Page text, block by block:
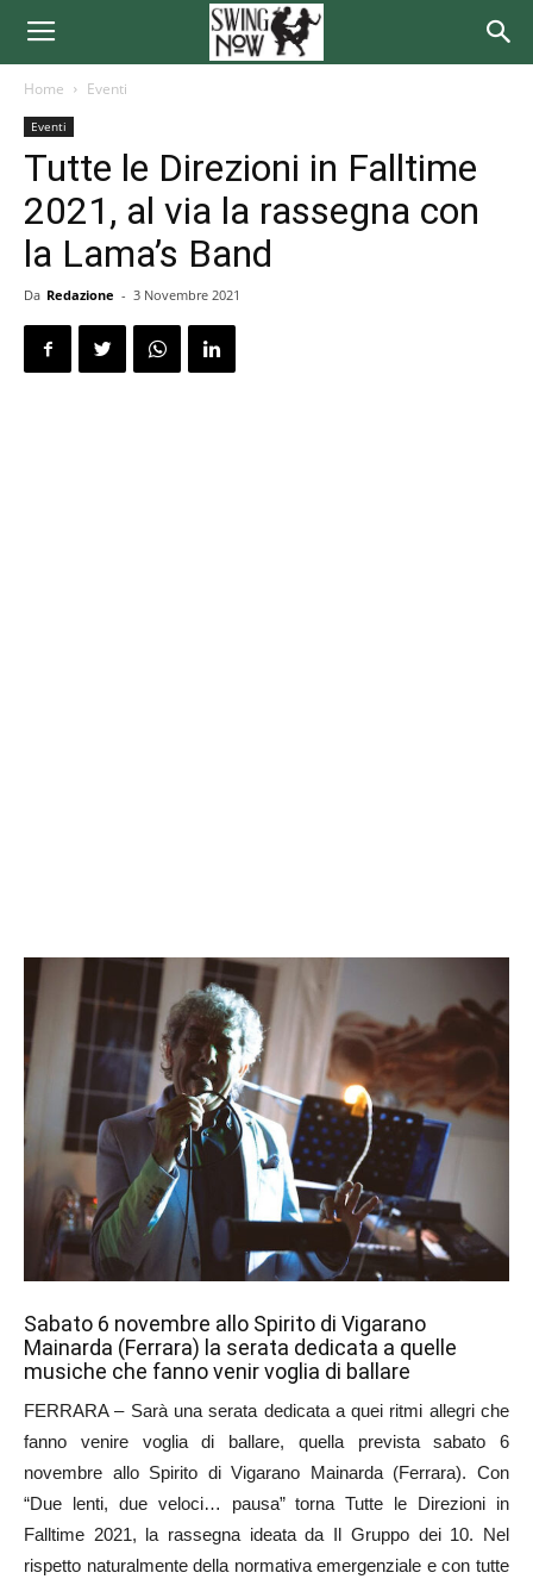
Home Eventi
Eventi
Tutte le Direzioni in Falltime
2021, al via la rassegna con
la Lama’s Band
Da Redazione - 3 Novembre 2021
Sabato 6 novembre allo Spirito di Vigarano
Mainarda (Ferrara) la serata dedicata a quelle
musiche che fanno venir voglia di ballare
FERRARA – Sarà una serata dedicata a quei ritmi allegri che
fanno venire voglia di ballare, quella prevista sabato 6
novembre allo Spirito di Vigarano Mainarda (Ferrara). Con
“Due lenti, due veloci… pausa” torna Tutte le Direzioni in
Falltime 2021, la rassegna ideata da Il Gruppo dei 10. Nel
rispetto naturalmente della normativa emergenziale e con tutte